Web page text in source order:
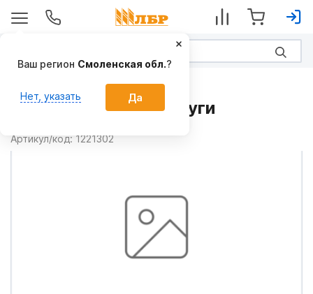
Палец 1221302 на Плуги
Артикул/код: 1221302
Ваш регион Смоленская обл.?
Нет, указать Да